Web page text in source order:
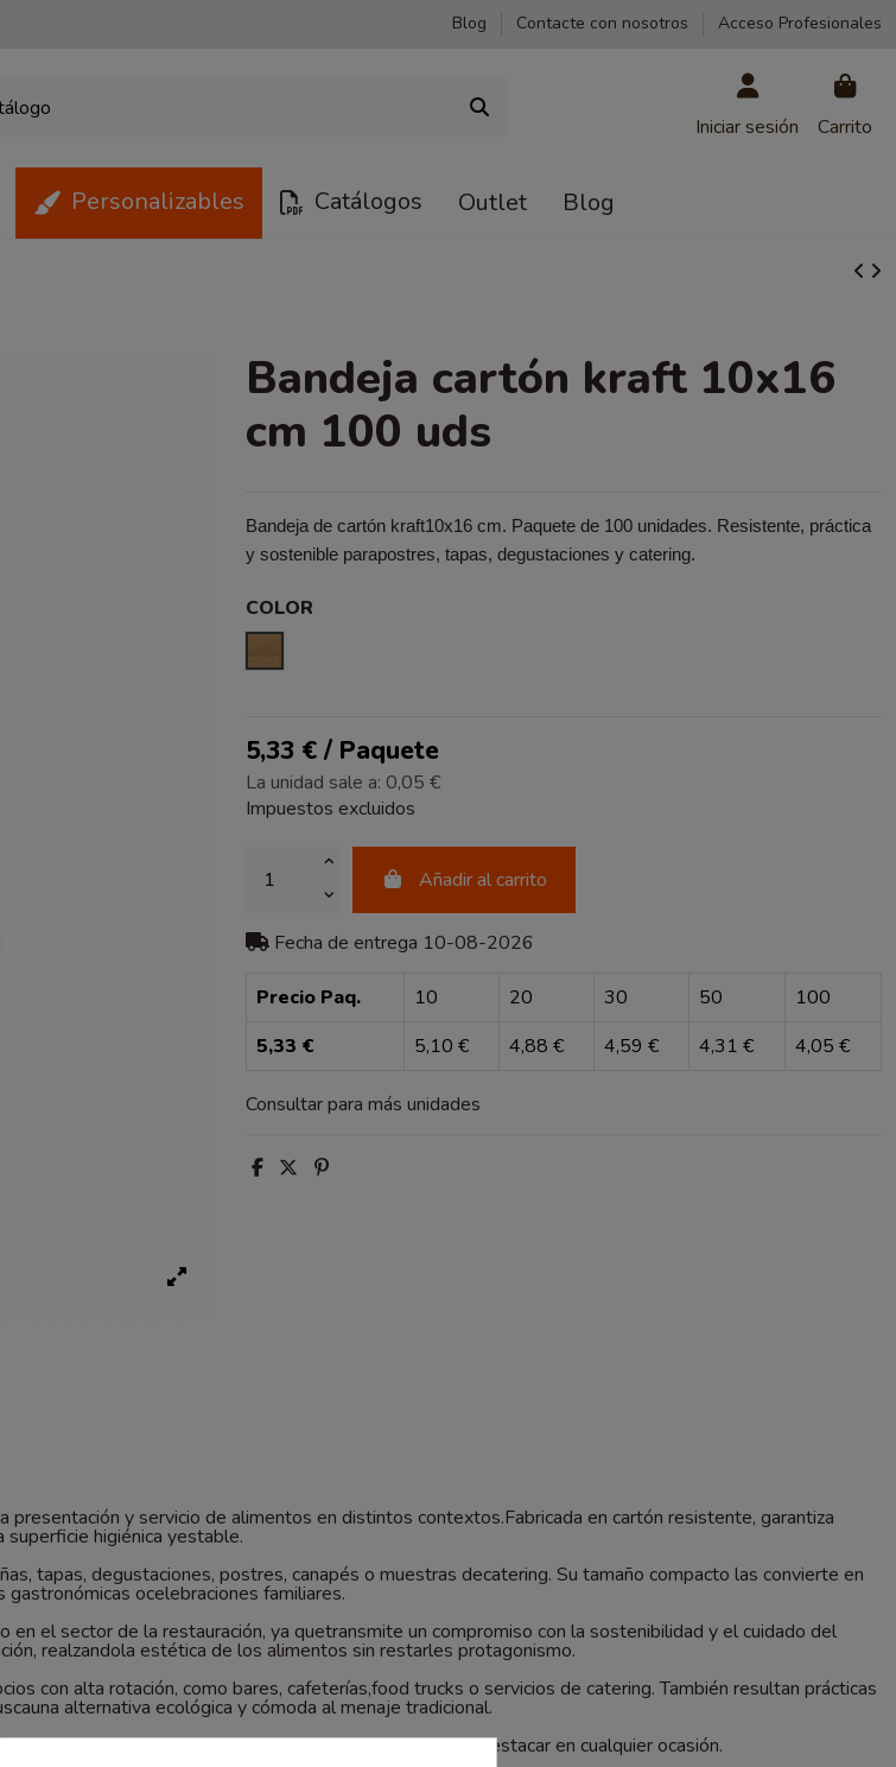
Blog Contacte con nosotros Acceso Profesionales
Iniciar sesión Carrito
Personalizables Catálogos Outlet Blog
Bandeja cartón kraft 10x16
cm 100 uds
Bandeja de cartón kraft10x16 cm. Paquete de 100 unidades. Resistente, práctica
y sostenible parapostres, tapas, degustaciones y catering.
COLOR
5,33 € / Paquete
La unidad sale a: 0,05 €
Impuestos excluidos
Añadir al carrito
Fecha de entrega 10-08-2026
Precio Paq. 10 20 30 50
100
5,33 €
5,10 € 4,88 € 4,59 € 4,31 € 4,05 €
Consultar para más unidades
presentación y servicio de alimentos en distintos contextos.Fabricada en cartón resistente, garantiza
higiénica yestable.
tapas, degustaciones, postres, canapés o muestras decatering. Su tamaño compacto las convierte en
ocelebraciones familiares.
en el sector de la restauración, ya quetransmite un compromiso con la sostenibilidad y el cuidado del
realzandola estética de los alimentos sin restarles protagonismo.
con alta rotación, como bares, cafeterías,food trucks o servicios de catering. También resultan prácticas
alternativa ecológica y cómoda al menaje tradicional.
ordenada,segura y con un toque natural que las hace destacar en cualquier ocasión.